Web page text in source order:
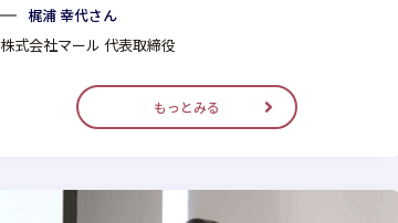
梶浦 幸代さん
株式会社マール 代表取締役
もっとみる